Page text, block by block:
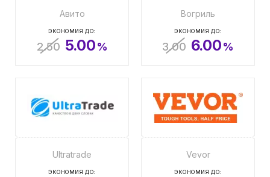
Авито
ЭКОНОМИЯ ДО:
2.50 5.00%
Вогриль
ЭКОНОМИЯ ДО:
3.00 6.00%
Ultratrade
ЭКОНОМИЯ ДО:
Vevor
ЭКОНОМИЯ ДО: